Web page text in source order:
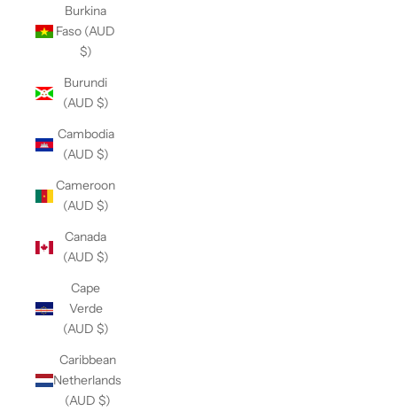
Burkina
Faso (AUD
$)
Burundi
(AUD $)
Cambodia
(AUD $)
Cameroon
(AUD $)
Canada
(AUD $)
Cape
Verde
(AUD $)
Caribbean
Netherlands
(AUD $)